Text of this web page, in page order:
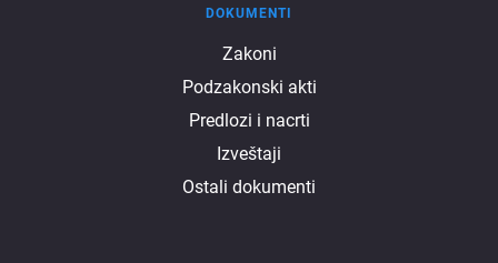
DOKUMENTI
Zakoni
Podzakonski akti
Predlozi i nacrti
Izveštaji
Ostali dokumenti